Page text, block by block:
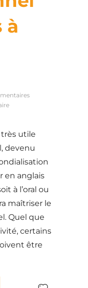
à
très utile
devenu
en anglais
à l’oral ou
maîtriser le
Quel que
certains
être